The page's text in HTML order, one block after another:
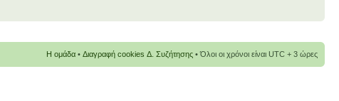
Η ομάδα • Διαγραφή cookies Δ. Συζήτησης • Όλοι οι χρόνοι είναι UTC + 3 ώρες